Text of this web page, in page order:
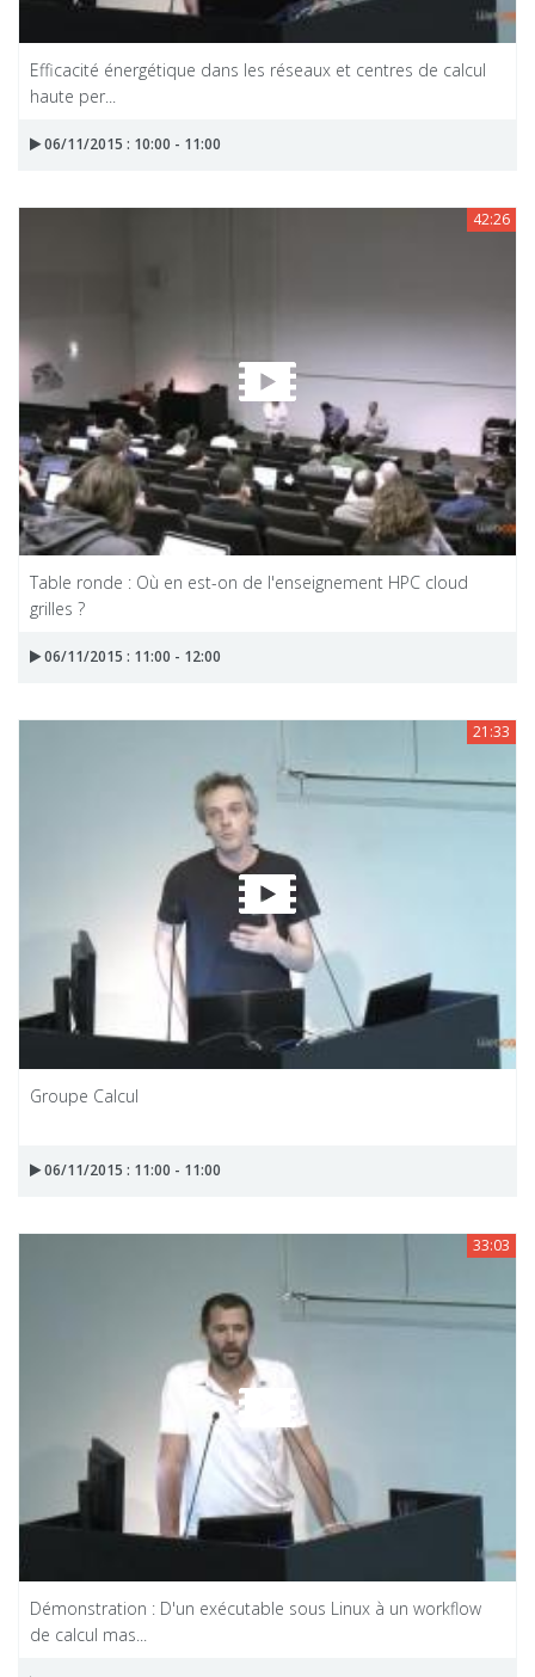
Efficacité énergétique dans les réseaux et centres de calcul
haute per...
06/11/2015 : 10:00 - 11:00
42:26
Table ronde : Où en est-on de l'enseignement HPC cloud
grilles ?
06/11/2015 : 11:00 - 12:00
21:33
Groupe Calcul
06/11/2015 : 11:00 - 11:00
33:03
Démonstration : D'un exécutable sous Linux à un workflow
de calcul mas...